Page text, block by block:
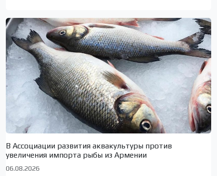
В Ассоциации развития аквакультуры против
увеличения импорта рыбы из Армении
06.08.2026